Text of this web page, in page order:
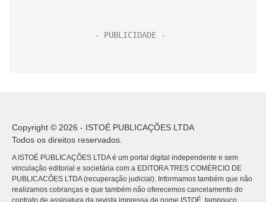
Copyright © 2026 - ISTOÉ PUBLICAÇÕES LTDA
Todos os direitos reservados.
A ISTOÉ PUBLICAÇÕES LTDA é um portal digital independente e sem
vinculação editorial e societária com a EDITORA TRES COMÉRCIO DE
PUBLICACÕES LTDA (recuperação judicial). Informamos também que não
realizamos cobranças e que também não oferecemos cancelamento do
contrato de assinatura da revista impressa de nome ISTOÉ, tampouco